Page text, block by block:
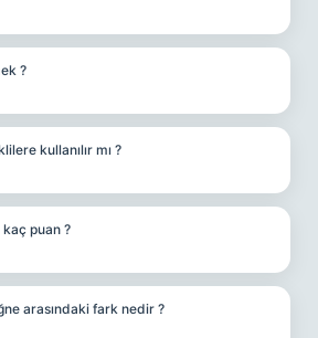
?
kullanılır mı ?
kaç puan ?
arasındaki fark nedir ?